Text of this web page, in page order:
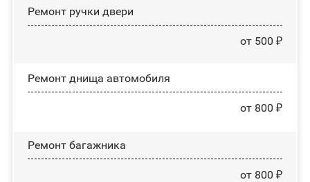
Ремонт ручки двери
от 500 ₽
Ремонт днища автомобиля
от 800 ₽
Ремонт багажника
от 800 ₽